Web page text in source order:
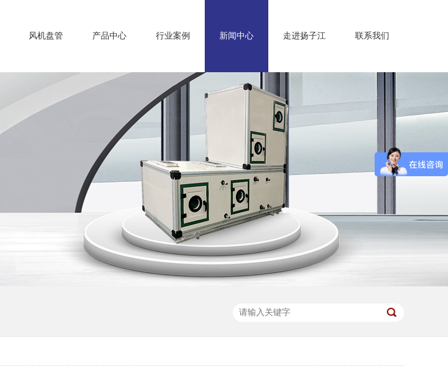
风机盘管 产品中心 行业案例 新闻中心 走进扬子江 联系我们